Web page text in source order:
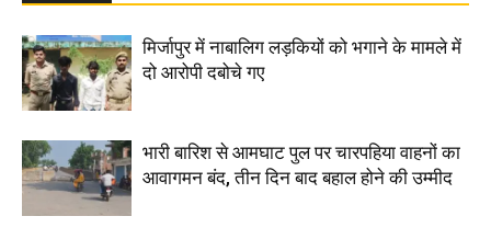
मिर्जापुर में नाबालिग लड़कियों को भगाने के मामले में
दो आरोपी दबोचे गए
भारी बारिश से आमघाट पुल पर चारपहिया वाहनों का
आवागमन बंद, तीन दिन बाद बहाल होने की उम्मीद